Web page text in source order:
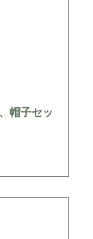
帽子セッ